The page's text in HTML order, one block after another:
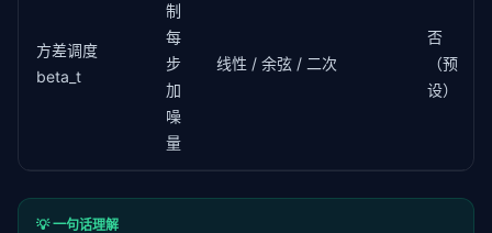
方差调度
beta_t
制
每
步
加
噪
量
线性 / 余弦 / 二次
否
（预
设）
💡 一句话理解